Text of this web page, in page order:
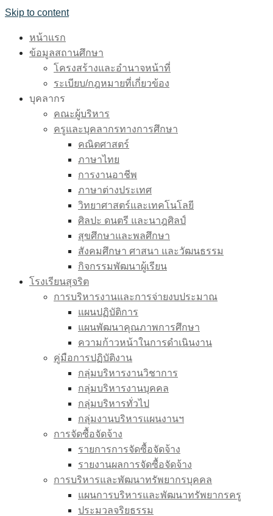
Skip to content
หน้าแรก
ข้อมูลสถานศึกษา
โครงสร้างและอำนาจหน้าที่
ระเบียบ/กฎหมายที่เกี่ยวข้อง
บุคลากร
คณะผู้บริหาร
ครูและบุคลากรทางการศึกษา
คณิตศาสตร์
ภาษาไทย
การงานอาชีพ
ภาษาต่างประเทศ
วิทยาศาสตร์และเทคโนโลยี
ศิลปะ ดนตรี และนาฎศิลป์
สุขศึกษาและพลศึกษา
สังคมศึกษา ศาสนา และวัฒนธรรม
กิจกรรมพัฒนาผู้เรียน
โรงเรียนสุจริต
การบริหารงานและการจ่ายงบประมาณ
แผนปฏิบัติการ
แผนพัฒนาคุณภาพการศึกษา
ความก้าวหน้าในการดำเนินงาน
คู่มือการปฏิบัติงาน
กลุ่มบริหารงานวิชาการ
กลุ่มบริหารงานบุคคล
กลุ่มบริหารทั่วไป
กลุ่มงานบริหารแผนงานฯ
การจัดซื้อจัดจ้าง
รายการการจัดซื้อจัดจ้าง
รายงานผลการจัดซื้อจัดจ้าง
การบริหารและพัฒนาทรัพยากรบุคคล
แผนการบริหารและพัฒนาทรัพยากรครู
ประมวลจริยธรรม